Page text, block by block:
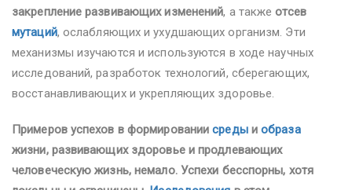
закрепление развивающих изменений, а такжеотсев
мутаций, ослабляющих и ухудшающих организм. Эти
механизмы изучаются и используются в ходе научных
исследований, разработок технологий, сберегающих,
восстанавливающих и укрепляющих здоровье.
Примеров успехов в формированиисредыиобраза
жизни, развивающих здоровье и продлевающих
человеческую жизнь, немало. Успехи бесспорны, хотя